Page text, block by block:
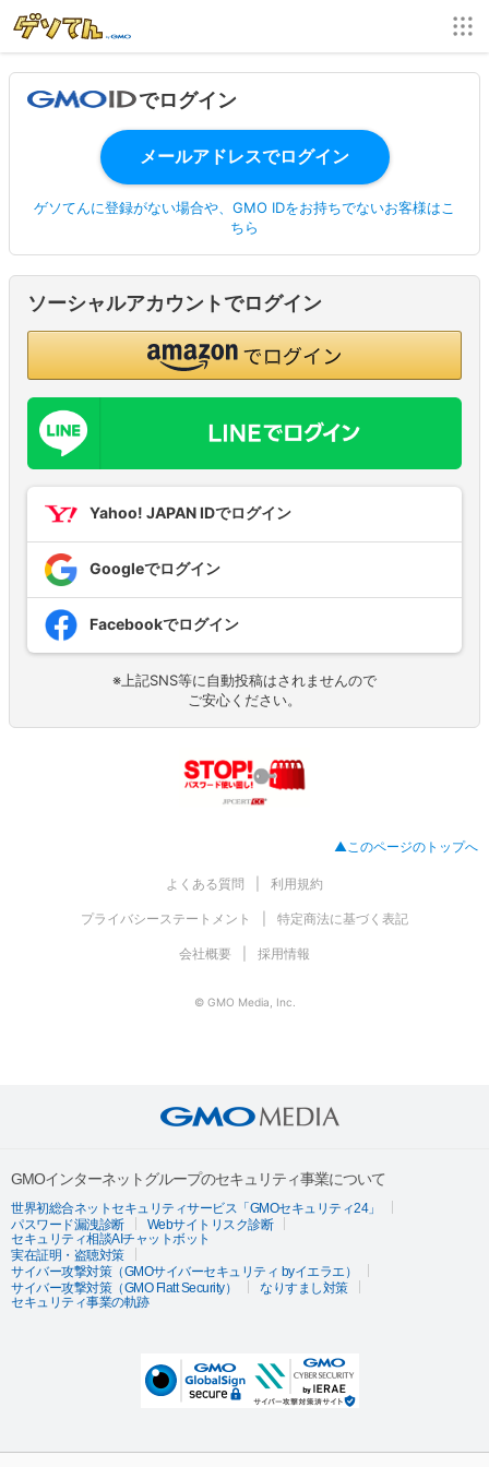
でログイン
ゲソてんに登録がない場合や、GMO IDをお持ちでないお客様はこ
ちら
ソーシャルアカウントでログイン
Yahoo! JAPAN IDでログイン
Googleでログイン
Facebookでログイン
※上記SNS等に自動投稿はされませんので
ご安心ください。
▲このページのトップへ
よくある質問 利用規約
プライバシーステートメント 特定商法に基づく表記
会社概要 採用情報
© GMO Media, Inc.
GMOインターネットグループのセキュリティ事業について
世界初総合ネットセキュリティサービス「GMOセキュリティ24」
パスワード漏洩診断
Webサイトリスク診断
セキュリティ相談AIチャットボット
実在証明・盗聴対策
サイバー攻撃対策（GMOサイバーセキュリティ byイエラエ）
サイバー攻撃対策（GMO Flatt Security）
なりすまし対策
セキュリティ事業の軌跡